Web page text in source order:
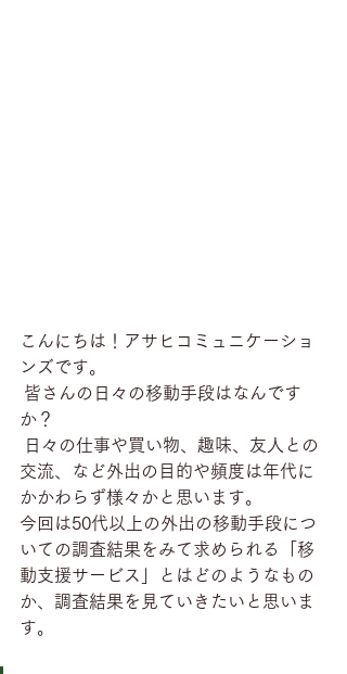
こんにちは！アサヒコミュニケーショ
ンズです。
皆さんの日々の移動手段はなんです
か？
日々の仕事や買い物、趣味、友人との
交流、など外出の目的や頻度は年代に
かかわらず様々かと思います。
今回は50代以上の外出の移動手段につ
いての調査結果をみて求められる「移
動支援サービス」とはどのようなもの
か、調査結果を見ていきたいと思いま
す。